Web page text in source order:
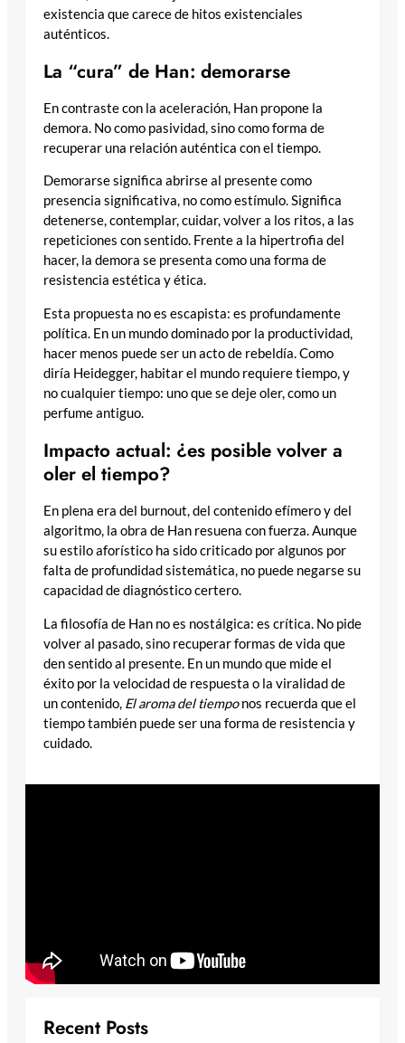
existencia que carece de hitos existenciales
auténticos.
La “cura” de Han: demorarse
En contraste con la aceleración, Han propone la
demora. No como pasividad, sino como forma de
recuperar una relación auténtica con el tiempo.
Demorarse significa abrirse al presente como
presencia significativa, no como estímulo. Significa
detenerse, contemplar, cuidar, volver a los ritos, a las
repeticiones con sentido. Frente a la hipertrofia del
hacer, la demora se presenta como una forma de
resistencia estética y ética.
Esta propuesta no es escapista: es profundamente
política. En un mundo dominado por la productividad,
hacer menos puede ser un acto de rebeldía. Como
diría Heidegger, habitar el mundo requiere tiempo, y
no cualquier tiempo: uno que se deje oler, como un
perfume antiguo.
Impacto actual: ¿es posible volver a
oler el tiempo?
En plena era del burnout, del contenido efímero y del
algoritmo, la obra de Han resuena con fuerza. Aunque
su estilo aforístico ha sido criticado por algunos por
falta de profundidad sistemática, no puede negarse su
capacidad de diagnóstico certero.
La filosofía de Han no es nostálgica: es crítica. No pide
volver al pasado, sino recuperar formas de vida que
den sentido al presente. En un mundo que mide el
éxito por la velocidad de respuesta o la viralidad de
un contenido, El aroma del tiemponos recuerda que el
tiempo también puede ser una forma de resistencia y
cuidado.
Recent Posts